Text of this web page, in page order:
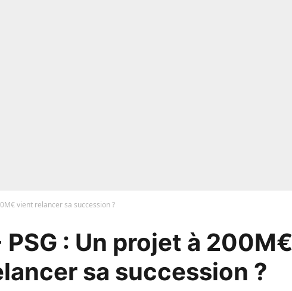
vient relancer sa succession ?
: Un projet à 200M€
sa succession ?